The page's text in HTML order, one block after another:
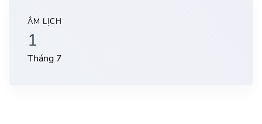
ÂM LỊCH
1
Tháng 7